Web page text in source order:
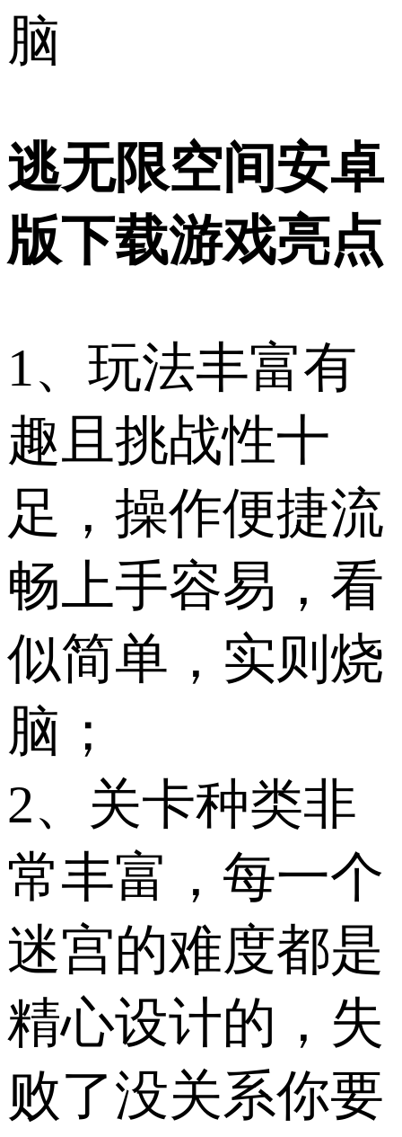
脑
逃无限空间安卓
版下载游戏亮点
1、玩法丰富有
趣且挑战性十
足，操作便捷流
畅上手容易，看
似简单，实则烧
脑；
2、关卡种类非
常丰富，每一个
迷宫的难度都是
精心设计的，失
败了没关系你要